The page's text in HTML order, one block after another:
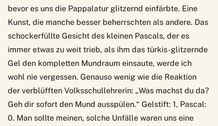
bevor es uns die Pappalatur glitzernd einfärbte. Eine
Kunst, die manche besser beherrschten als andere. Das
schockerfüllte Gesicht des kleinen Pascals, der es
immer etwas zu weit trieb, als ihm das türkis-glitzernde
Gel den kompletten Mundraum einsaute, werde ich
wohl nie vergessen. Genauso wenig wie die Reaktion
der verblüfften Volksschullehrerin: „Was machst du da?
Geh dir sofort den Mund ausspülen.“ Gelstift: 1, Pascal:
0. Man sollte meinen, solche Unfälle waren uns eine